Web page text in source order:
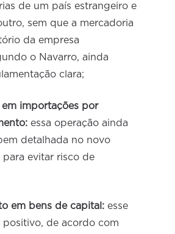
de um país estrangeiro e
sem que a mercadoria
da empresa
o Navarro, ainda
clara;
importações por
essa operação ainda
detalhada no novo
evitar risco de
em bens de capital: esse
positivo, de acordo com